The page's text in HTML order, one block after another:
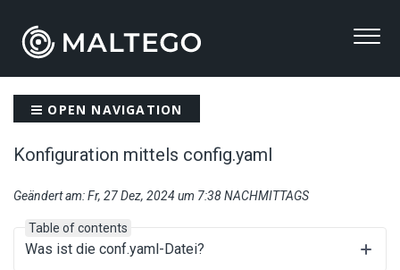
OPEN NAVIGATION
Konfiguration mittels config.yaml
Geändert am: Fr, 27 Dez, 2024 um 7:38 NACHMITTAGS
Table of contents
Was ist die conf.yaml-Datei?